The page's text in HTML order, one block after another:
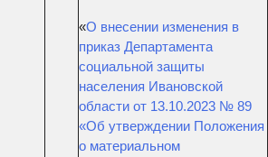
«О внесении изменения в
приказ Департамента
социальной защиты
населения Ивановской
области от 13.10.2023 № 89
«Об утверждении Положения
о материальном